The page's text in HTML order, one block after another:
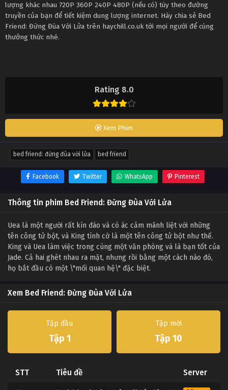
Rating 8.0
Xem Phim
lượng khác nhau 720P 360P 240P 480P (nếu có) tùy theo đường
truyền của bạn để tiết kiệm dung lượng internet. Hãy chia sẻ Bed
Friend: Đừng Đùa Với Lửa trên haychill.co.uk tới mọi người để cùng
thưởng thức nhé.
bed friend: đừng đùa với lửa bed friend
Facebook Twitter WhatsApp Pinterest
Thông tin phim Bed Friend: Đừng Đùa Với Lửa
Uea là một người rất kín đáo và có ác cảm mãnh liệt với những
tên công tử bột, và King tình cờ là một tên công tử bột như thế.
King và Uea làm việc trong cùng một văn phòng và là bạn tốt của
Jade. Cả hai ghét nhau ra mặt, nhưng rồi bằng một cách nào đó,
họ bắt đầu có một \"mối quan hệ\" đặc biệt.
Xem Bed Friend: Đừng Đùa Với Lửa
Tập đầu
Tập 1
Tập mới
Tập 10
STT Tiêu đề Server